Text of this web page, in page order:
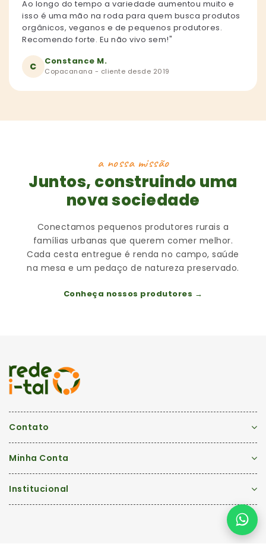
Ao longo do tempo a variedade aumentou muito e
isso é uma mão na roda para quem busca produtos
orgânicos, veganos e de pequenos produtores.
Recomendo forte. Eu não vivo sem!"
C Constance M.
Copacanana - cliente desde 2019
a nossa missão
Juntos, construindo uma
nova sociedade
Conectamos pequenos produtores rurais a
famílias urbanas que querem comer melhor.
Cada cesta entregue é renda no campo, saúde
na mesa e um pedaço de natureza preservado.
Conheça nossos produtores →
Contato
Minha Conta
Institucional